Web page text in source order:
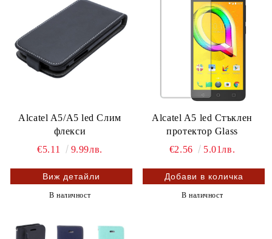
Alcatel A5/A5 led Слим
флекси
€5.11
9.99лв.
Виж детайли
В наличност
Alcatel A5 led Стъклен
протектор Glass
€2.56
5.01лв.
В наличност